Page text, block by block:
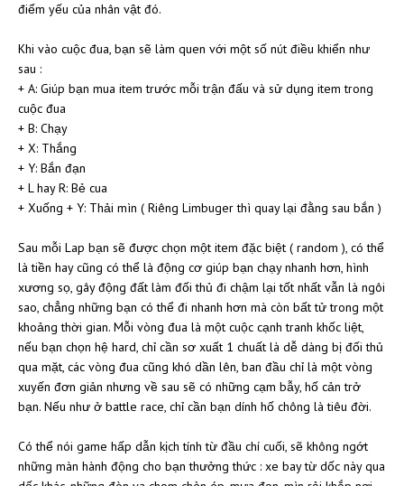
điểm yếu của nhân vật đó.
Khi vào cuộc đua, bạn sẽ làm quen với một số nút điều khiển như
sau :
+ A: Giúp bạn mua item trước mỗi trận đấu và sử dụng item trong
cuộc đua
+ B: Chạy
+ X: Thắng
+ Y: Bắn đạn
+ L hay R: Bẻ cua
+ Xuống + Y: Thải mìn ( Riêng Limbuger thì quay lại đằng sau bắn )
Sau mỗi Lap bạn sẽ được chọn một item đặc biệt ( random ), có thể
là tiền hay cũng có thể là động cơ giúp bạn chạy nhanh hơn, hình
xương sọ, gây động đất làm đối thủ đi chậm lại tốt nhất vẫn là ngôi
sao, chẳng những bạn có thể đi nhanh hơn mà còn bất tử trong một
khoảng thời gian. Mỗi vòng đua là một cuộc cạnh tranh khốc liệt,
nếu bạn chọn hệ hard, chỉ cần sơ xuất 1 chuất là dễ dàng bị đối thủ
qua mặt, các vòng đua cũng khó dần lên, ban đầu chỉ là một vòng
xuyến đơn giản nhưng về sau sẽ có những cạm bẫy, hố cản trở
bạn. Nếu như ở battle race, chỉ cần bạn dính hố chông là tiêu đời.
Có thể nói game hấp dẫn kịch tính từ đầu chí cuối, sẽ không ngớt
những màn hành động cho bạn thưởng thức : xe bay từ dốc này qua